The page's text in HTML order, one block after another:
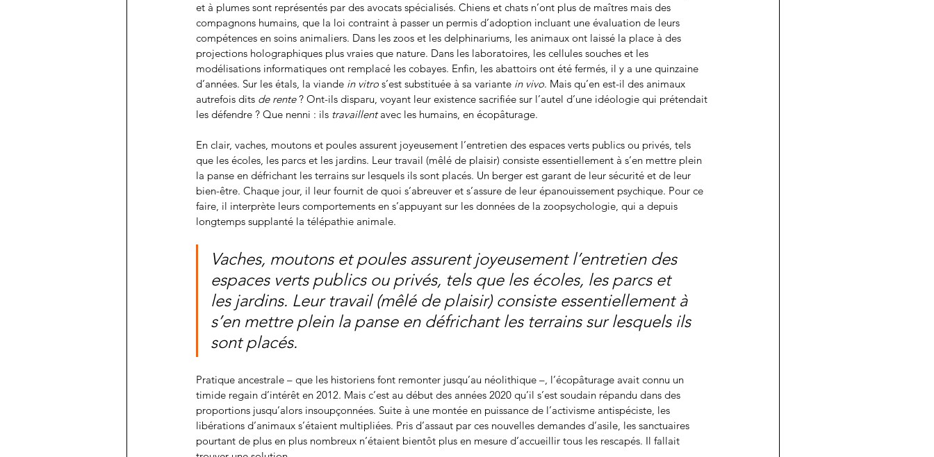
et à plumes sont représentés par des avocats spécialisés. Chiens et chats n’ont plus de maîtres mais des
compagnons humains, que la loi contraint à passer un permis d’adoption incluant une évaluation de leurs
compétences en soins animaliers. Dans les zoos et les delphinariums, les animaux ont laissé la place à des
projections holographiques plus vraies que nature. Dans les laboratoires, les cellules souches et les
modélisations informatiques ont remplacé les cobayes. Enfin, les abattoirs ont été fermés, il y a une quinzaine
d’années. Sur les étals, la viande in vitro s’est substituée à sa variante in vivo. Mais qu’en est-il des animaux
autrefois dits de rente ? Ont-ils disparu, voyant leur existence sacrifiée sur l’autel d’une idéologie qui prétendait
les défendre ? Que nenni : ils travaillent avec les humains, en écopâturage.
En clair, vaches, moutons et poules assurent joyeusement l’entretien des espaces verts publics ou privés, tels
que les écoles, les parcs et les jardins. Leur travail (mêlé de plaisir) consiste essentiellement à s’en mettre plein
la panse en défrichant les terrains sur lesquels ils sont placés. Un berger est garant de leur sécurité et de leur
bien-être. Chaque jour, il leur fournit de quoi s’abreuver et s’assure de leur épanouissement psychique. Pour ce
faire, il interprète leurs comportements en s’appuyant sur les données de la zoopsychologie, qui a depuis
longtemps supplanté la télépathie animale.
Vaches, moutons et poules assurent joyeusement l’entretien des
espaces verts publics ou privés, tels que les écoles, les parcs et
les jardins. Leur travail (mêlé de plaisir) consiste essentiellement à
s’en mettre plein la panse en défrichant les terrains sur lesquels ils
sont placés.
Pratique ancestrale – que les historiens font remonter jusqu’au néolithique –, l’écopâturage avait connu un
timide regain d’intérêt en 2012. Mais c’est au début des années 2020 qu’il s’est soudain répandu dans des
proportions jusqu’alors insoupçonnées. Suite à une montée en puissance de l’activisme antispéciste, les
libérations d’animaux s’étaient multipliées. Pris d’assaut par ces nouvelles demandes d’asile, les sanctuaires
pourtant de plus en plus nombreux n’étaient bientôt plus en mesure d’accueillir tous les rescapés. Il fallait